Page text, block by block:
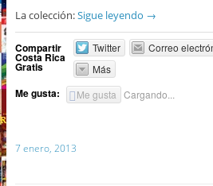
La colección:Sigue leyendo →
Compartir
Costa Rica
Gratis
Twitter Correo
Más
Me gusta: Me gusta Cargando...
7 enero, 2013